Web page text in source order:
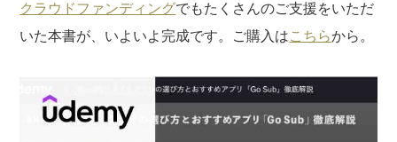
クラウドファンディングでもたくさんのご支援をいただ
いた本書が、いよいよ完成です。ご購入はこちらから。